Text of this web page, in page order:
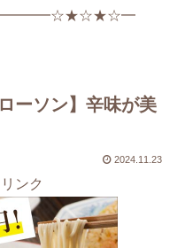
ーソン】辛味が美
2024.11.23
ンク